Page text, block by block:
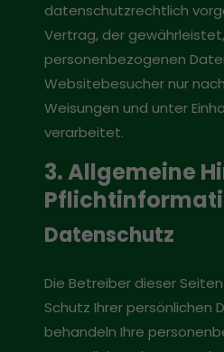
datenschutzrechtlich
Vertrag, der
personenbezogenen
Websitebesucher nur
Weisungen und unter
verarbeitet.
3. Allgemeine
Datenschutz
Die Betreiber dieser
Schutz Ihrer persönlichen
behandeln Ihre